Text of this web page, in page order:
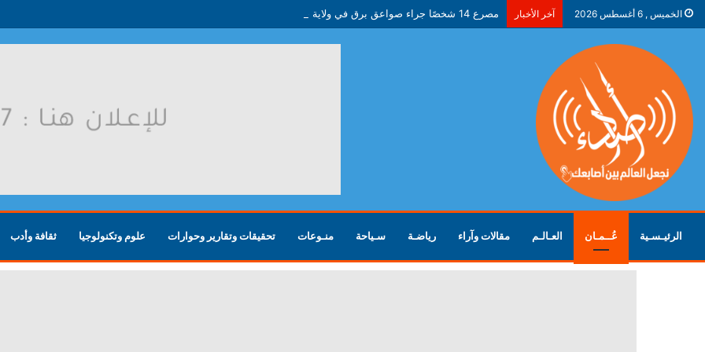
الخميس , 6 أغسطس 2026 آخر الأخبار مصرع 14 شخصًا جراء صواعق برق في ولاية جاركاند الهندية
الرئيـسـية عُــمـان العـالـم مقالات وآراء رياضـة سـياحة منـوعات تحقيقات وتقارير وحوارات علوم وتكنولوجيا ثقافة وأدب